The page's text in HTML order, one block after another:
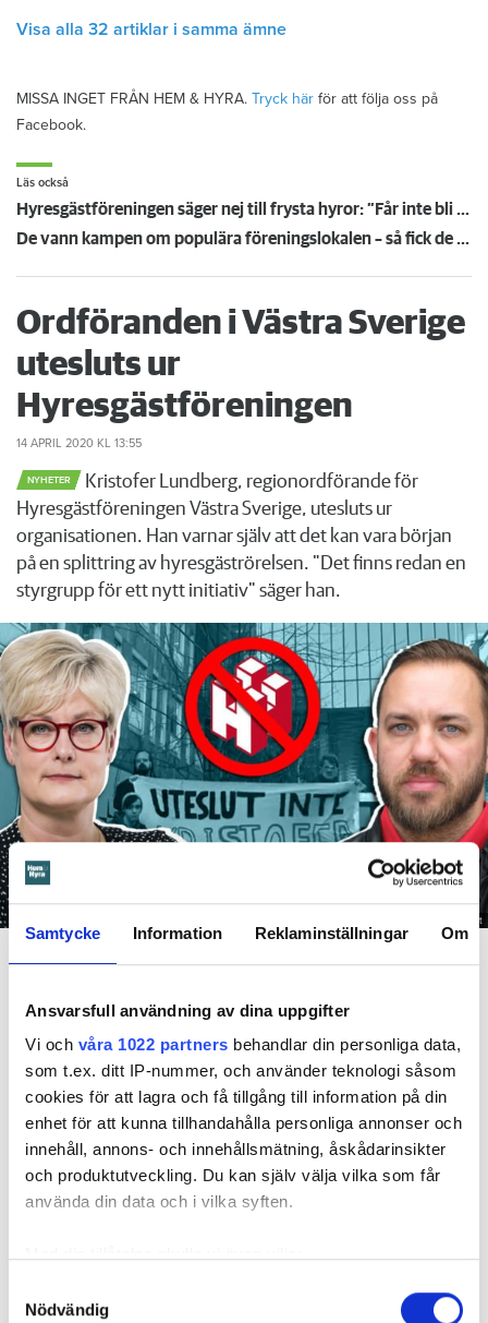
Samtycke Information Reklaminställningar Om
Ansvarsfull användning av dina uppgifter
Vi och våra 1022 partners behandlar din personliga data,
som t.ex. ditt IP-nummer, och använder teknologi såsom
cookies för att lagra och få tillgång till information på din
enhet för att kunna tillhandahålla personliga annonser och
innehåll, annons- och innehållsmätning, åskådarinsikter
och produktutveckling. Du kan själv välja vilka som får
använda din data och i vilka syften.
som kan ha en noggrannhet på upp till flera meter
Nödvändig
Visa alla 32 artiklar i samma ämne
MISSA INGET FRÅN HEM & HYRA. Tryck här för att följa oss på
Facebook.
Läs också
Hyresgästföreningen säger nej till frysta hyror: ”Får inte bli en bricka i ett politiskt spel”
De vann kampen om populära föreningslokalen – så fick de Övikshem att riva uppsägningen
Ordföranden i Västra Sverige
utesluts ur
Hyresgästföreningen
14 APRIL 2020 KL 13:55
NYHETER
Kristofer Lundberg, regionordförande för
Hyresgästföreningen Västra Sverige, utesluts ur
organisationen. Han varnar själv att det kan vara början
på en splittring av hyresgäströrelsen. "Det finns redan en
styrgrupp för ett nytt initiativ" säger han.
Foto: Pressbild/Gustaf Görfelt
Västra Sveriges regionordförande Kristofer Lundberg har blivit galjonsfiguren för en mer
Demonstrationen utanför Hyresgästföreningens
förbundskontor i Stockholm och omfattande protester på
sociala medier hjälpte inte.
Hyresgästföreningens förbundsstyrelse har beslutat att
utesluta Kristofer Lundberg, tidigare ordförande för region
sparkas även ut ur Hyresgästföreningen. Förmodligen för